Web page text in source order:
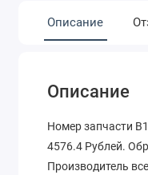
Описание
Описание
Номер запчасти
4576.4 Рублей.
Производитель